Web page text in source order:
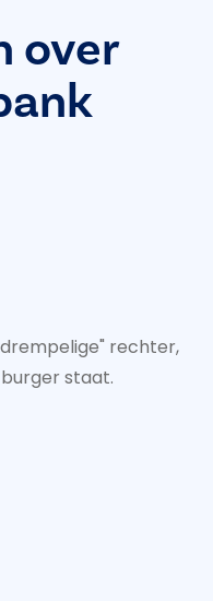
over
rechter,
staat.